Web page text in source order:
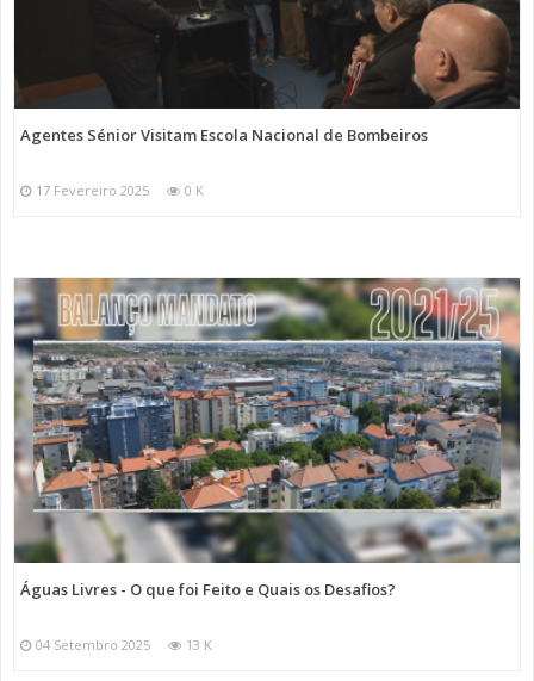
Agentes Sénior Visitam Escola Nacional de Bombeiros
17 Fevereiro 2025 0 K
Águas Livres - O que foi Feito e Quais os Desafios?
04 Setembro 2025 13 K